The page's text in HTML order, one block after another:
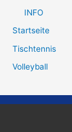
INFO
Startseite
Tischtennis
Volleyball